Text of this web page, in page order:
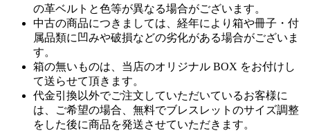
の革ベルトと色等が異なる場合がございます。
中古の商品につきましては、経年により箱や冊子・付
属品類に凹みや破損などの劣化がある場合がございま
す。
箱の無いものは、当店のオリジナル BOX をお付けし
て送らせて頂きます。
代金引換以外でご注文していただいているお客様に
は、ご希望の場合、無料でブレスレットのサイズ調整
をした後に商品を発送させていただきます。